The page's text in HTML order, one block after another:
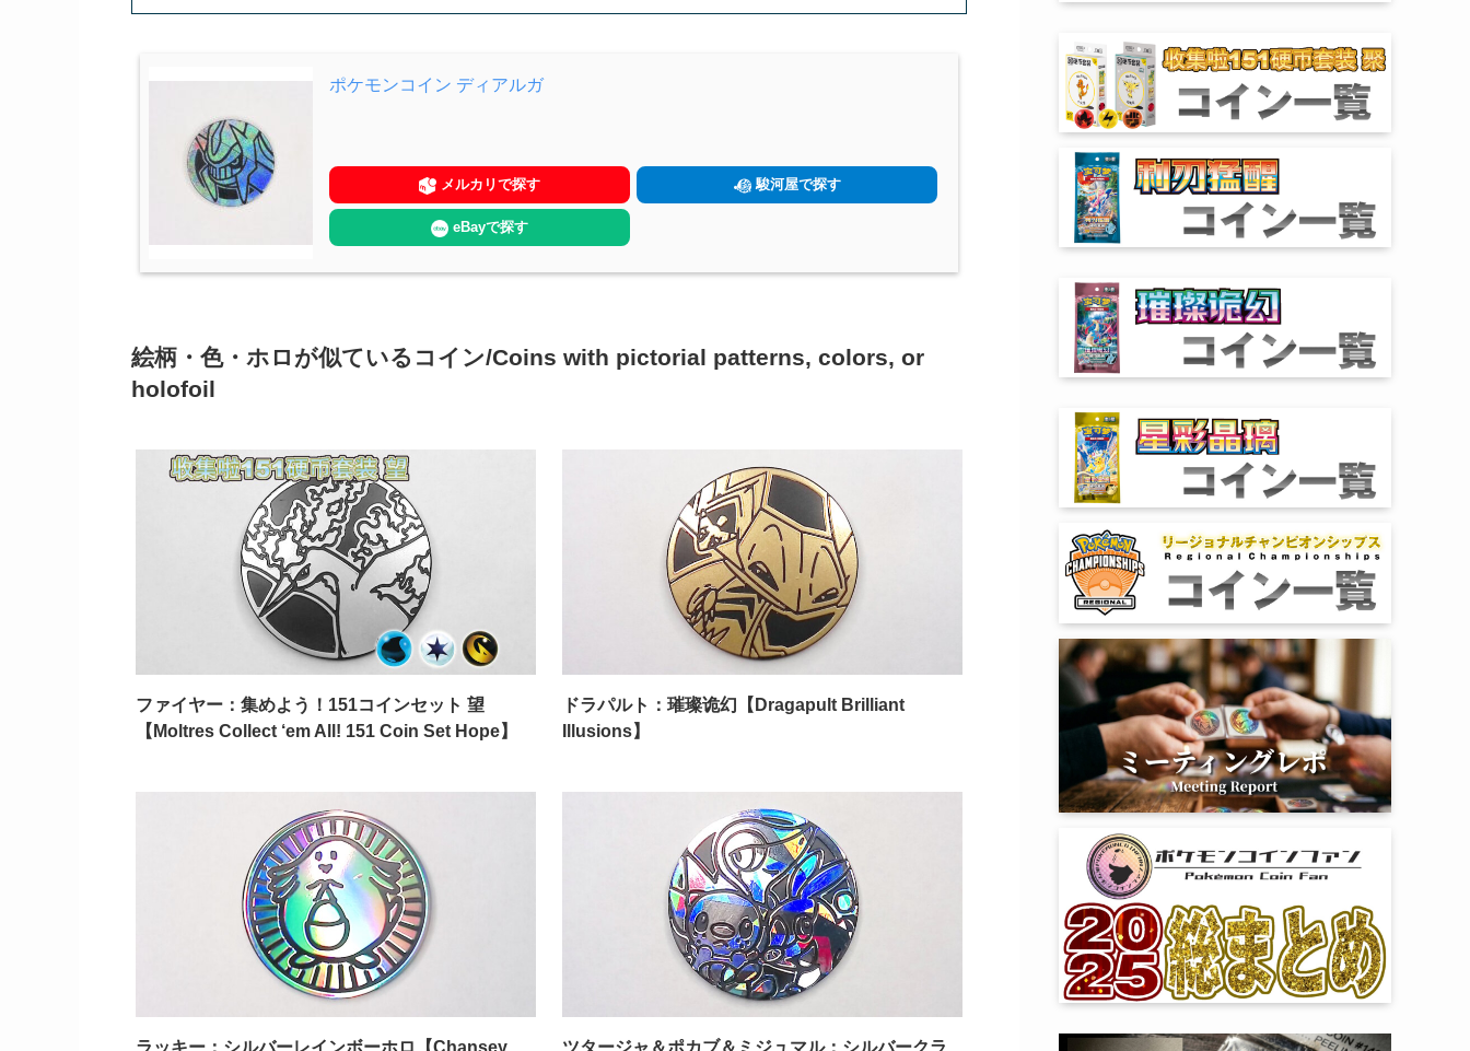
ポケモンコイン ディアルガ
メルカリで探す 駿河屋で探す
eBayで探す
絵柄・色・ホロが似ているコイン/Coins with pictorial patterns, colors, or
holofoil
ファイヤー：集めよう！151コインセット 望
【Moltres Collect ‘em All! 151 Coin Set Hope】
ドラパルト：璀璨诡幻【Dragapult Brilliant
Illusions】
ラッキー：シルバーレインボーホロ【Chansey ツタージャ＆ポカブ＆ミジュマル：シルバークラ